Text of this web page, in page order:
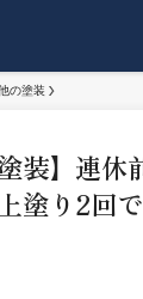
の塗装
塗装】連
塗り2回